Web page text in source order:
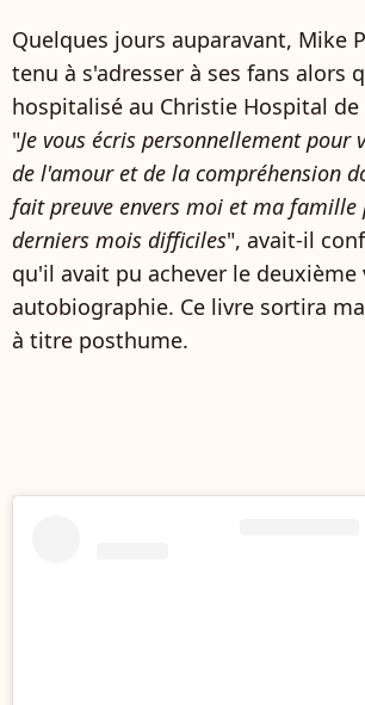
Quelques jours auparavant, Mike
tenu à s'adresser à ses fans alors
hospitalisé au Christie Hospital de
"Je vous écris personnellement pour
de l'amour et de la compréhension
fait preuve envers moi et ma famille
derniers mois difficiles", avait-il
qu'il avait pu achever le deuxième
autobiographie. Ce livre sortira
à titre posthume.